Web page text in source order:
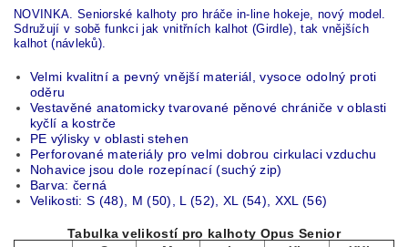
NOVINKA. Seniorské kalhoty pro hráče in-line hokeje, nový model.
Sdružují v sobě funkci jak vnitřních kalhot (Girdle), tak vnějších
kalhot (návleků).
Velmi kvalitní a pevný vnější materiál, vysoce odolný proti
oděru
Vestavěné anatomicky tvarované pěnové chrániče v oblasti
kyčlí a kostrče
PE výlisky v oblasti stehen
Perforované materiály pro velmi dobrou cirkulaci vzduchu
Nohavice jsou dole rozepínací (suchý zip)
Barva: černá
Velikosti: S (48), M (50), L (52), XL (54), XXL (56)
Tabulka velikostí pro kalhoty Opus Senior